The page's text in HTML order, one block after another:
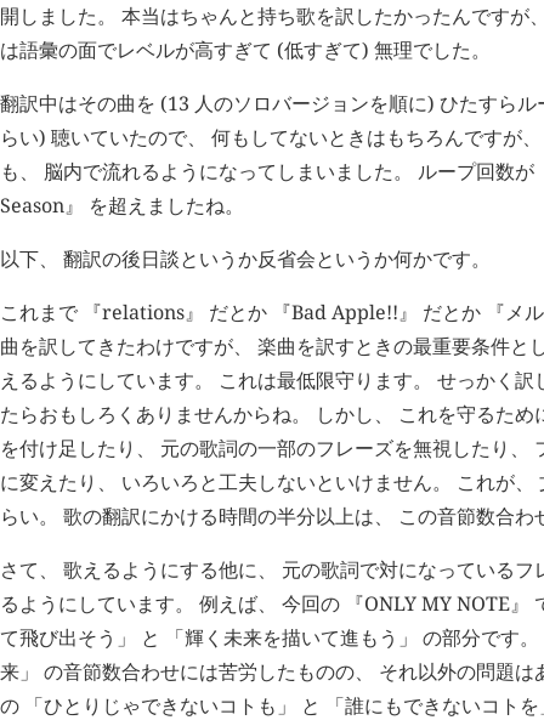
開しました。 本当はちゃんと持ち歌を訳したかったんですが
は語彙の面でレベルが高すぎて (低すぎて) 無理でした。
翻訳中はその曲を (13 人のソロバージョンを順に) ひたすら
らい) 聴いていたので、 何もしてないときはもちろんですが
も、 脳内で流れるようになってしまいました。 ループ回数
Season』 を超えましたね。
以下、 翻訳の後日談というか反省会というか何かです。
これまで 『relations』 だとか 『Bad Apple!!』 だとか 『メ
曲を訳してきたわけですが、 楽曲を訳すときの最重要条件と
えるようにしています。 これは最低限守ります。 せっかく
たらおもしろくありませんからね。 しかし、 これを守るた
を付け足したり、 元の歌詞の一部のフレーズを無視したり、
に変えたり、 いろいろと工夫しないといけません。 これが
らい。 歌の翻訳にかける時間の半分以上は、 この音節数合わ
さて、 歌えるようにする他に、 元の歌詞で対になっている
るようにしています。 例えば、 今回の 『ONLY MY NOTE』
て飛び出そう」 と 「輝く未来を描いて進もう」 の部分です
来」 の音節数合わせには苦労したものの、 それ以外の問題は
の 「ひとりじゃできないコトも」 と 「誰にもできないコト